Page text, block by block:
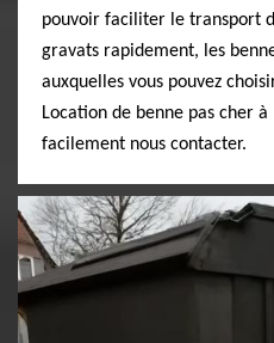
pouvoir faciliter le transport
gravats rapidement, les
auxquelles vous pouvez
Location de benne pas cher à
facilement nous contacter.